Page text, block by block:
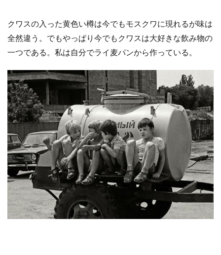
クワスの入った黄色い樽は今でもモスクワに現れるが味は
全然違う。でもやっぱり今でもクワスは大好きな飲み物の
一つである。私は自分でライ麦パンから作っている。